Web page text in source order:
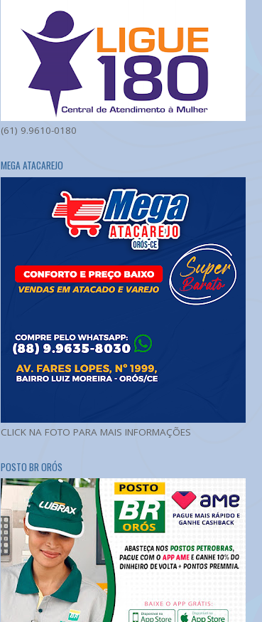
(61) 9.9610-0180
MEGA ATACAREJO
CLICK NA FOTO PARA MAIS INFORMAÇÕES
POSTO BR ORÓS